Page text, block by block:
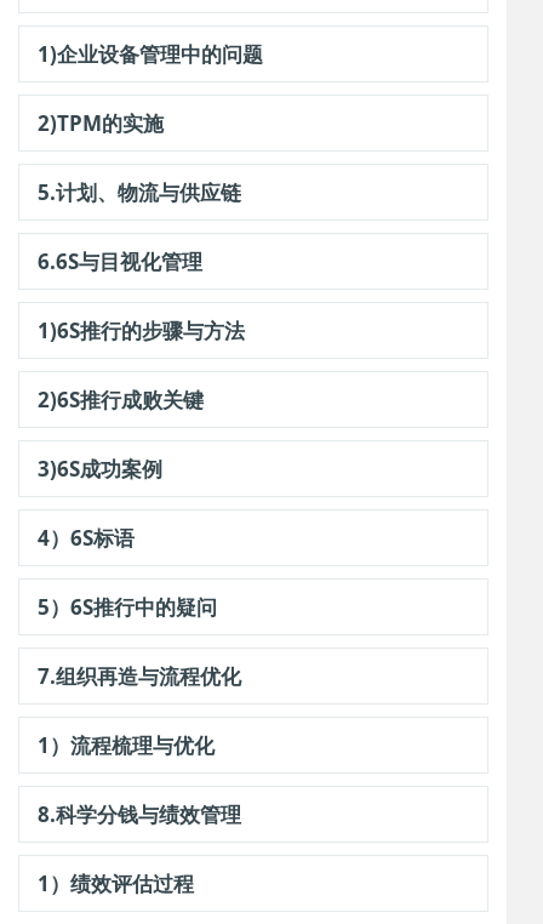
1)企业设备管理中的问题
2)TPM的实施
5.计划、物流与供应链
6.6S与目视化管理
1)6S推行的步骤与方法
2)6S推行成败关键
3)6S成功案例
4）6S标语
5）6S推行中的疑问
7.组织再造与流程优化
1）流程梳理与优化
8.科学分钱与绩效管理
1）绩效评估过程